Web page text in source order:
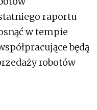
raportu
w tempie
będą
robotów